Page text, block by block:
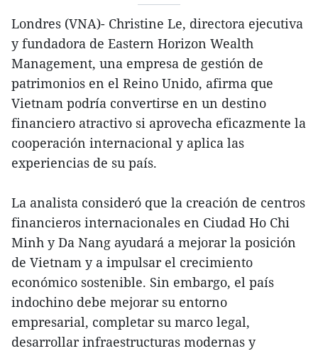
Londres (VNA)- Christine Le, directora ejecutiva
y fundadora de Eastern Horizon Wealth
Management, una empresa de gestión de
patrimonios en el Reino Unido, afirma que
Vietnam podría convertirse en un destino
financiero atractivo si aprovecha eficazmente la
cooperación internacional y aplica las
experiencias de su país.
La analista consideró que la creación de centros
financieros internacionales en Ciudad Ho Chi
Minh y Da Nang ayudará a mejorar la posición
de Vietnam y a impulsar el crecimiento
económico sostenible. Sin embargo, el país
indochino debe mejorar su entorno
empresarial, completar su marco legal,
desarrollar infraestructuras modernas y